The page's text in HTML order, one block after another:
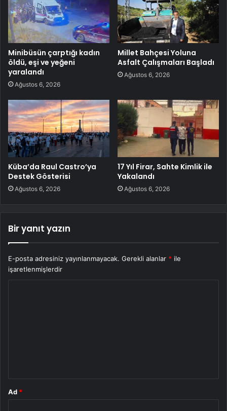
Minibüsün çarptığı kadın
öldü, eşi ve yeğeni
yaralandı
Ağustos 6, 2026
Millet Bahçesi Yoluna
Asfalt Çalışmaları Başladı
Ağustos 6, 2026
Küba’da Raul Castro’ya
Destek Gösterisi
Ağustos 6, 2026
17 Yıl Firar, Sahte Kimlik ile
Yakalandı
Ağustos 6, 2026
Bir yanıt yazın
E-posta adresiniz yayınlanmayacak. Gerekli alanlar * ile
işaretlenmişlerdir
Ad *